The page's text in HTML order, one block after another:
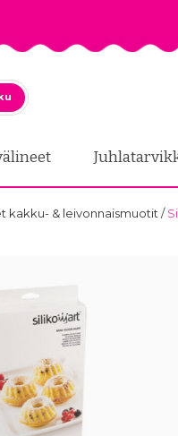
kakku- & leivonnaismuotit /